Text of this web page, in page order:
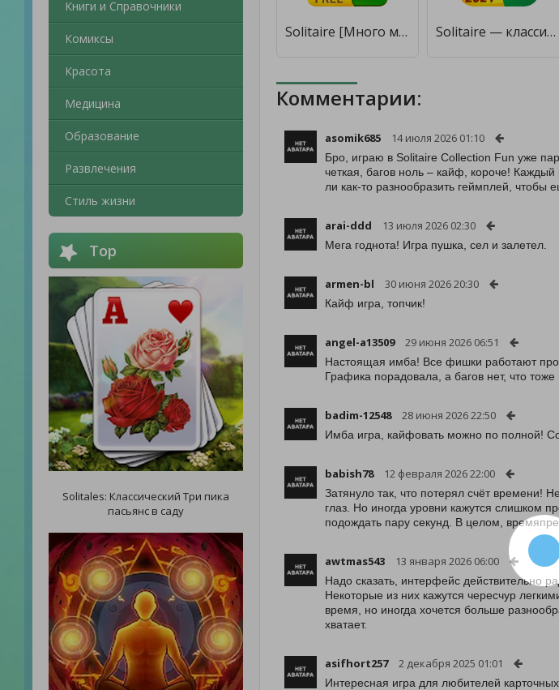
Книги и Справочники
Комиксы
Красота
Медицина
Образование
Развлечения
Стиль жизни
Top
Solitales: Классический Три пика
пасьянс в саду
Solitaire [Много монет] Solitaire — классический пасьянс «Косынка» [Много монет]
Комментарии:
asomik685 14 июля 2026 01:10
Бро, играю в Solitaire Collection Fun уже
четкая, багов ноль – кайф, короче!
ли как-то разнообразить геймплей, чтобы
arai-ddd 13 июля 2026 02:30
Мега годнота! Игра пушка, сел и залетел.
armen-bl 30 июня 2026 20:30
Кайф игра, топчик!
angel-a13509 29 июня 2026 06:51
Настоящая имба! Все фишки работают
Графика порадовала, а багов нет, что
badim-12548 28 июня 2026 22:50
Имба игра, кайфовать можно по полной!
babish78 12 февраля 2026 22:00
Затянуло так, что потерял счёт времени!
глаз. Но иногда уровни кажутся слишком
подождать пару секунд. В целом,
awtmas543 13 января 2026 06:00
Надо сказать, интерфейс действительно
Некоторые из них кажутся чересчур
время, но иногда хочется больше
хватает.
asifhort257 2 декабря 2025 01:01
Интересная игра для любителей